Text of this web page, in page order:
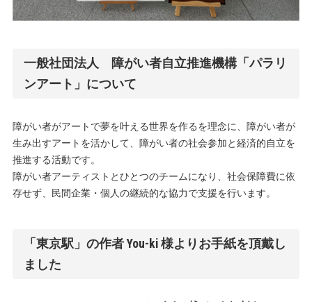
一般社団法人 障がい者自立推進機構「パラリ
ンアート」について
障がい者がアートで夢を叶える世界を作るを理念に、障がい者が
生み出すアートを活かして、障がい者の社会参加と経済的自立を
推進する活動です。
障がい者アーティストとひとつのチームになり、社会保障費に依
存せず、民間企業・個人の継続的な協力で支援を行います。
「東京駅」の作者 You-ki 様よりお手紙を頂戴し
ました